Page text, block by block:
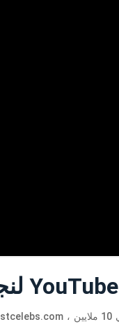
Net Worth لنجم رومان أتوود على YouTube
، تقدر ثروته الصافية بحوالي 10 ملايين